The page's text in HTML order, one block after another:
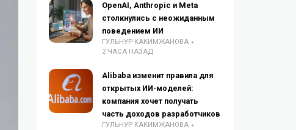
OpenAI, Anthropic и Meta
столкнулись с неожиданным
поведением ИИ
ГУЛЬНУР КАКИМЖАНОВА
2 ЧАСА НАЗАД
Alibaba изменит правила для
открытых ИИ-моделей:
компания хочет получать
часть доходов разработчиков
ГУЛЬНУР КАКИМЖАНОВА